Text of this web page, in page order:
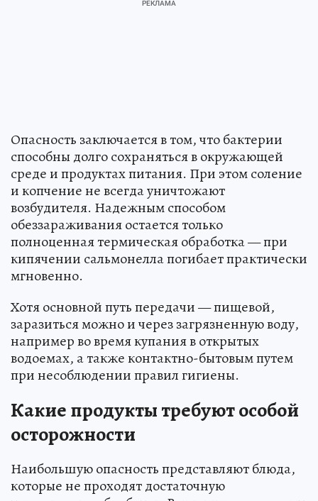
Опасность заключается в том, что бактерии
способны долго сохраняться в окружающей
среде и продуктах питания. При этом соление
и копчение не всегда уничтожают
возбудителя. Надежным способом
обеззараживания остается только
полноценная термическая обработка — при
кипячении сальмонелла погибает практически
мгновенно.
Хотя основной путь передачи — пищевой,
заразиться можно и через загрязненную воду,
например во время купания в открытых
водоемах, а также контактно-бытовым путем
при несоблюдении правил гигиены.
Какие продукты требуют особой
осторожности
Наибольшую опасность представляют блюда,
которые не проходят достаточную